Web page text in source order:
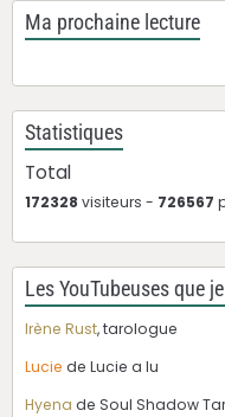
Ma prochaine lecture
Statistiques
Total
172328 visiteurs - 726567
Les YouTubeuses que
Irène Rust, tarologue
Lucie de Lucie a lu
Hyena de Soul Shadow